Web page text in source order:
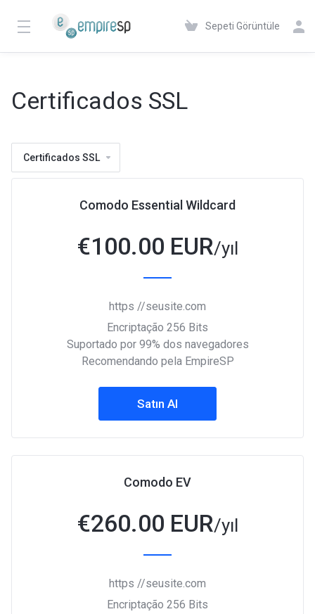
Sepeti Görüntüle
Certificados SSL
Certificados SSL
Comodo Essential Wildcard
€100.00 EUR/yıl
https //seusite.com
Encriptação 256 Bits
Suportado por 99% dos navegadores
Recomendando pela EmpireSP
Satın Al
Comodo EV
€260.00 EUR/yıl
https //seusite.com
Encriptação 256 Bits